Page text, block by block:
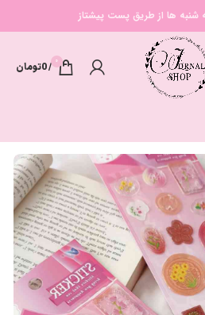
شنبه ها از طریق پست پیشتاز
0
/
0تومان